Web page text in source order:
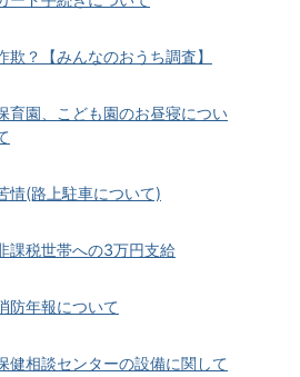
欺？【みんなのおうち調査】
育園、こども園のお昼寝につい
情(路上駐車について)
課税世帯への3万円支給
防年報について
健相談センターの設備に関して